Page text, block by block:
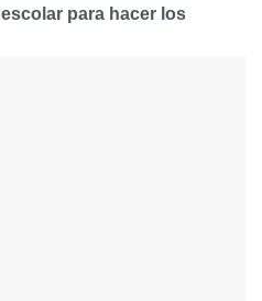
para hacer los